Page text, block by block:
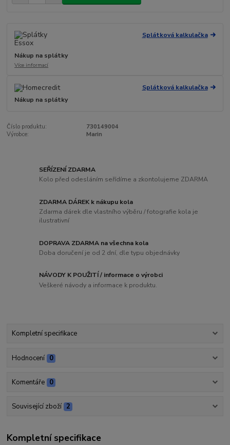
Splátková kalkulačka
Nákup na splátky
Více informací
Splátková kalkulačka
Nákup na splátky
Číslo produktu:
730149004
Výrobce:
Marin
SEŘÍZENÍ ZDARMA
Kolo před odesláním seřídíme a zkontolujeme ZDARMA
ZDARMA DÁREK k nákupu kola
Zdarma dárek dle vlastního výběru / fotografie kola je
ilustrativní
DOPRAVA ZDARMA na všechna kola
Doba doručení je od 2 dní, dle typu objednávky
NÁVODY K POUŽITÍ / informace o výrobci
Veškeré návody a informace k produktu.
Kompletní specifikace
Hodnocení 0
Komentáře 0
Související zboží 2
Kompletní specifikace